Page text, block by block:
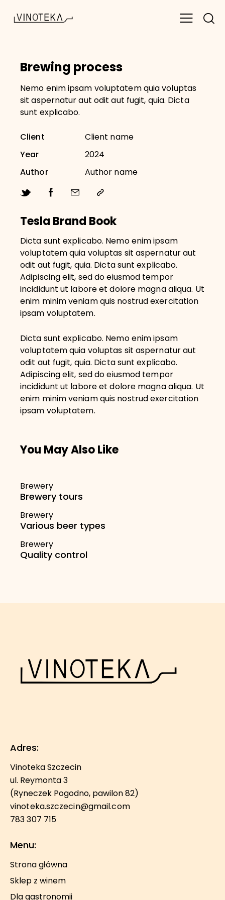
Brewing process
Nemo enim ipsam voluptatem quia voluptas
sit aspernatur aut odit aut fugit, quia. Dicta
sunt explicabo.
Client
Client name
Year
2024
Author
Author name
Tesla Brand Book
Dicta sunt explicabo. Nemo enim ipsam
voluptatem quia voluptas sit aspernatur aut
odit aut fugit, quia. Dicta sunt explicabo.
Adipiscing elit, sed do eiusmod tempor
incididunt ut labore et dolore magna aliqua. Ut
enim minim veniam quis nostrud exercitation
ipsam voluptatem.
Dicta sunt explicabo. Nemo enim ipsam
voluptatem quia voluptas sit aspernatur aut
odit aut fugit, quia. Dicta sunt explicabo.
Adipiscing elit, sed do eiusmod tempor
incididunt ut labore et dolore magna aliqua. Ut
enim minim veniam quis nostrud exercitation
ipsam voluptatem.
You May Also Like
Brewery
Brewery tours
Brewery
Various beer types
Brewery
Quality control
Adres:
Vinoteka Szczecin
ul. Reymonta 3
(Ryneczek Pogodno, pawilon 82)
vinoteka.szczecin@gmail.com
783 307 715
Menu:
Strona główna
Sklep z winem
Dla gastronomii